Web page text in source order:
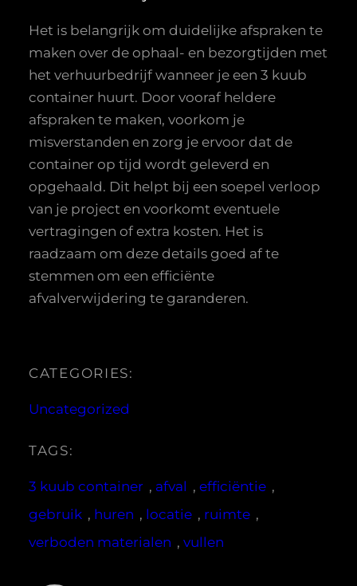
Het is belangrijk om duidelijke afspraken te
maken over de ophaal- en bezorgtijden met
het verhuurbedrijf wanneer je een 3 kuub
container huurt. Door vooraf heldere
afspraken te maken, voorkom je
misverstanden en zorg je ervoor dat de
container op tijd wordt geleverd en
opgehaald. Dit helpt bij een soepel verloop
van je project en voorkomt eventuele
vertragingen of extra kosten. Het is
raadzaam om deze details goed af te
stemmen om een efficiënte
afvalverwijdering te garanderen.
CATEGORIES:
Uncategorized
TAGS:
3 kuub container , afval , efficiëntie ,
gebruik , huren , locatie , ruimte ,
verboden materialen , vullen